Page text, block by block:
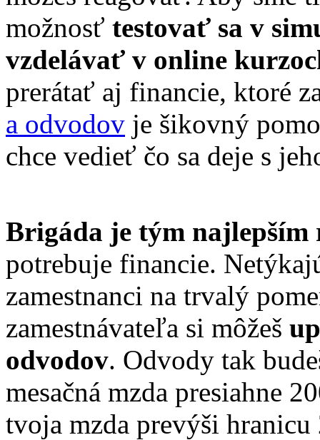
možnosť testovať sa v
vzdelávať v online
prerátať aj financie, ktoré
a odvodov je šikovný
chce vedieť čo sa deje s
Brigáda je tým najlepším
potrebuje financie.
zamestnanci na trvalý
zamestnávateľa si môžeš
odvodov. Odvody tak
mesačná mzda presiahne
tvoja mzda prevýši hranicu